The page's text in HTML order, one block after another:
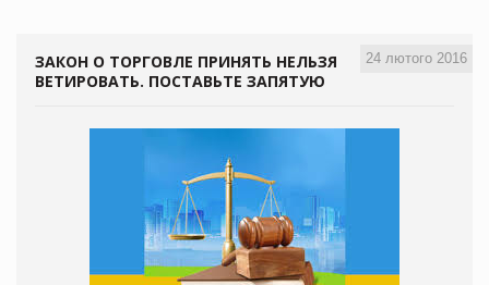
24 лютого 2016
ЗАКОН О ТОРГОВЛЕ ПРИНЯТЬ НЕЛЬЗЯ
ВЕТИРОВАТЬ. ПОСТАВЬТЕ ЗАПЯТУЮ